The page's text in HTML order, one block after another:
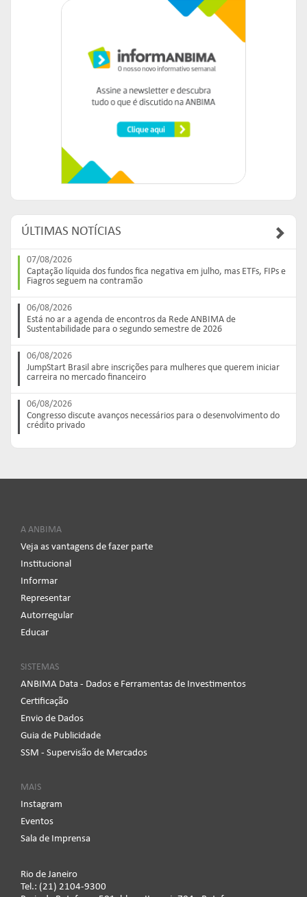
ÚLTIMAS NOTÍCIAS
07/08/2026
Captação líquida dos fundos fica negativa em julho, mas ETFs, FIPs e
Fiagros seguem na contramão
06/08/2026
Está no ar a agenda de encontros da Rede ANBIMA de
Sustentabilidade para o segundo semestre de 2026
06/08/2026
JumpStart Brasil abre inscrições para mulheres que querem iniciar
carreira no mercado financeiro
06/08/2026
Congresso discute avanços necessários para o desenvolvimento do
crédito privado
A ANBIMA
Veja as vantagens de fazer parte
Institucional
Informar
Representar
Autorregular
Educar
SISTEMAS
ANBIMA Data - Dados e Ferramentas de Investimentos
Certificação
Envio de Dados
Guia de Publicidade
SSM - Supervisão de Mercados
MAIS
Instagram
Eventos
Sala de Imprensa
Rio de Janeiro
Tel.: (21) 2104-9300